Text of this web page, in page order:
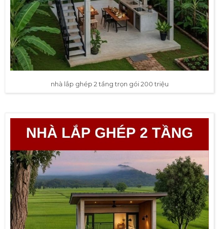
nhà lắp ghép 2 tầng trọn gói 200 triệu